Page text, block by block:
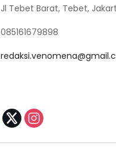
Jl Tebet Barat, Tebet,
085161679898